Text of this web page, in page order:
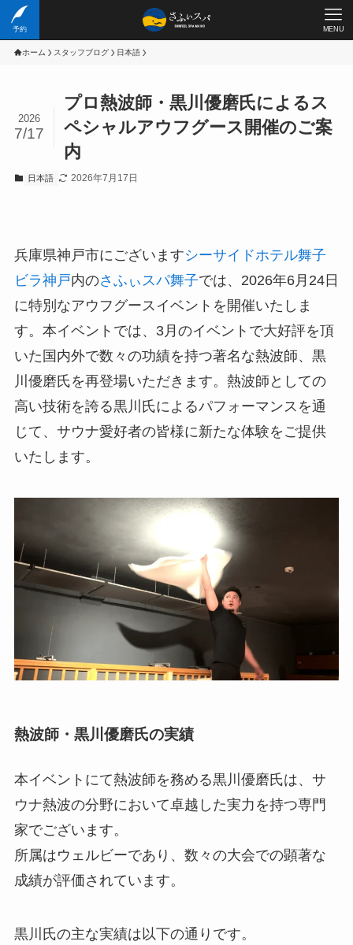
予約 MENU
ホーム スタッフブログ 日本語
プロ熱波師・黒川優磨氏によるス
ペシャルアウフグース開催のご案
内
2026
7/17
日本語 2026年7月17日
兵庫県神戸市にございますシーサイドホテル舞子
ビラ神戸内のさふぃスパ舞子では、2026年6月24日
に特別なアウフグースイベントを開催いたしま
す。本イベントでは、3月のイベントで大好評を頂
いた国内外で数々の功績を持つ著名な熱波師、黒
川優磨氏を再登場いただきます。熱波師としての
高い技術を誇る黒川氏によるパフォーマンスを通
じて、サウナ愛好者の皆様に新たな体験をご提供
いたします。
熱波師・黒川優磨氏の実績
本イベントにて熱波師を務める黒川優磨氏は、サ
ウナ熱波の分野において卓越した実力を持つ専門
家でございます。
所属はウェルビーであり、数々の大会での顕著な
成績が評価されています。
黒川氏の主な実績は以下の通りです。